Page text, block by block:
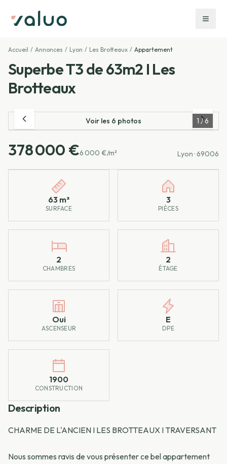
Accueil / Annonces / Lyon / Les Brotteaux / Appartement
Superbe T3 de 63m2 I Les
Brotteaux
1 /6
Voir les 6 photos
378 000 €6 000 €/m² Lyon · 69006
Caractéristiques principales
63 m²
SURFACE
3
PIÈCES
2
CHAMBRES
2
ÉTAGE
Oui
ASCENSEUR
E
DPE
1900
CONSTRUCTION
Description
CHARME DE L'ANCIEN I LES BROTTEAUX I TRAVERSANT
Nous sommes ravis de vous présenter ce bel appartement